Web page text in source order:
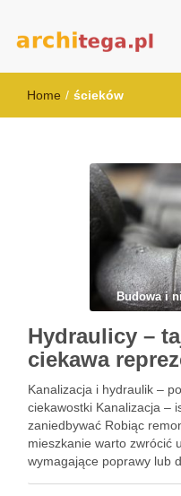
architega.pl
Home / ścieków
Budowa i
Hydraulicy –
ciekawa
Kanalizacja i hydraulik –
ciekawostki Kanalizacja –
zaniedbywać Robiąc
mieszkanie warto zwrócić
wymagające poprawy lub